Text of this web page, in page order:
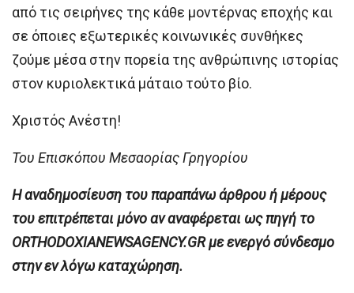
από τις σειρήνες της κάθε μοντέρνας εποχής και
σε όποιες εξωτερικές κοινωνικές συνθήκες
ζούμε μέσα στην πορεία της ανθρώπινης ιστορίας
στον κυριολεκτικά μάταιο τούτο βίο.
Χριστός Ανέστη!
Του Επισκόπου Μεσαορίας Γρηγορίου
H αναδημοσίευση του παραπάνω άρθρου ή μέρους
του επιτρέπεται μόνο αν αναφέρεται ως πηγή το
ORTHODOXIANEWSAGENCY.GR με ενεργό σύνδεσμο
στην εν λόγω καταχώρηση.